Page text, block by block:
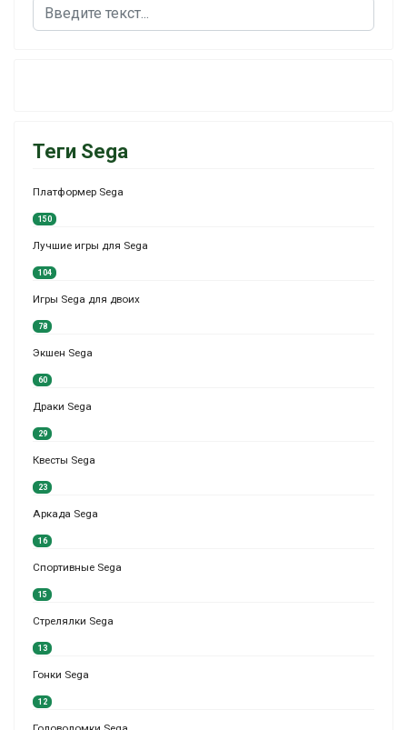
Поиск
Теги Sega
Платформер Sega
150
Лучшие игры для Sega
104
Игры Sega для двоих
78
Экшен Sega
60
Драки Sega
29
Квесты Sega
23
Аркада Sega
16
Спортивные Sega
15
Стрелялки Sega
13
Гонки Sega
12